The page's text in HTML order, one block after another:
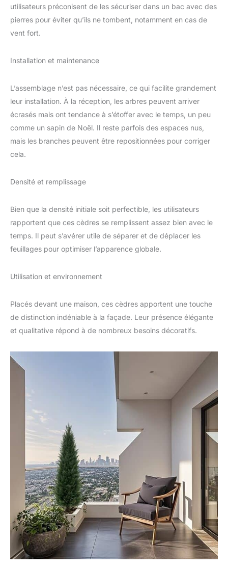
de lui (pas besoin
d'arrosage, pas besoin
plante artificielle
revigorera
l'aménagement paysager
de votre pelouse ou
jardin et apportera un
look frais à votre
cm. l x 40,6 cm. P x 71,1
cm. Dimensions : 11,4 x
11,4 x 12,4 cm (l x P x H).
Les mesures vont du bas
dimensions de largeur
sont également calculées
à partir de chaque
dimension la plus
dès la sortie de la boîte et
vous pouvez également
être installé directement
dans le sol ou dans un
pot décoratif pour un
suggérons de le placer
dans un pot décoratif
plus grand pour rendre
l'arbre artificiel plus
parfait Satisfaction
garantie : cet arbre à
boules topiaire est
couvert par une garantie
de remboursement
complète de 90 jours de
satisfaction totale. Si
vous ne tombez pas
amoureux d'eux, vous
utilisateurs préconisent de les sécuriser dans un bac avec des
pierres pour éviter qu’ils ne tombent, notamment en cas de
vent fort.
Installation et maintenance
L’assemblage n’est pas nécessaire, ce qui facilite grandement
leur installation. À la réception, les arbres peuvent arriver
écrasés mais ont tendance à s’étoffer avec le temps, un peu
comme un sapin de Noël. Il reste parfois des espaces nus,
mais les branches peuvent être repositionnées pour corriger
cela.
Densité et remplissage
Bien que la densité initiale soit perfectible, les utilisateurs
rapportent que ces cèdres se remplissent assez bien avec le
temps. Il peut s’avérer utile de séparer et de déplacer les
feuillages pour optimiser l’apparence globale.
Utilisation et environnement
Placés devant une maison, ces cèdres apportent une touche
de distinction indéniable à la façade. Leur présence élégante
et qualitative répond à de nombreux besoins décoratifs.